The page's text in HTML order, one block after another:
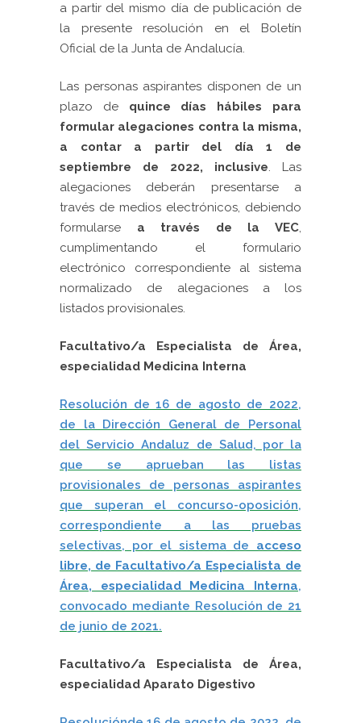
a partir del mismo día de publicación de
la presente resolución en el Boletín
Oficial de la Junta de Andalucía.
Las personas aspirantes disponen de un
plazo de quince días hábiles para
formular alegaciones contra la misma,
a contar a partir del día 1 de
septiembre de 2022, inclusive. Las
alegaciones deberán presentarse a
través de medios electrónicos, debiendo
formularse a través de la VEC,
cumplimentando el formulario
electrónico correspondiente al sistema
normalizado de alegaciones a los
listados provisionales.
Facultativo/a Especialista de Área,
especialidad Medicina Interna
Resolución de 16 de agosto de 2022,
de la Dirección General de Personal
del Servicio Andaluz de Salud, por la
que se aprueban las listas
provisionales de personas aspirantes
que superan el concurso-oposición,
correspondiente a las pruebas
selectivas, por el sistema de acceso
libre, de Facultativo/a Especialista de
Área, especialidad Medicina Interna,
convocado mediante Resolución de 21
de junio de 2021.
Facultativo/a Especialista de Área,
especialidad Aparato Digestivo